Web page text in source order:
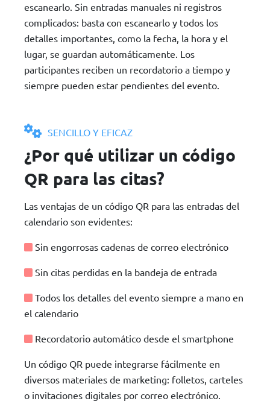
escanearlo. Sin entradas manuales ni registros
complicados: basta con escanearlo y todos los
detalles importantes, como la fecha, la hora y el
lugar, se guardan automáticamente. Los
participantes reciben un recordatorio a tiempo y
siempre pueden estar pendientes del evento.
SENCILLO Y EFICAZ
¿Por qué utilizar un código
QR para las citas?
Las ventajas de un código QR para las entradas del
calendario son evidentes:
Sin engorrosas cadenas de correo electrónico
Sin citas perdidas en la bandeja de entrada
Todos los detalles del evento siempre a mano en
el calendario
Recordatorio automático desde el smartphone
Un código QR puede integrarse fácilmente en
diversos materiales de marketing: folletos, carteles
o invitaciones digitales por correo electrónico.